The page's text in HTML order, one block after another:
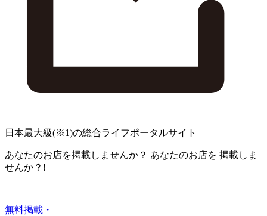
日本最大級(※1)の総合ライフポータルサイト
あなたのお店を掲載しませんか？ あなたのお店を 掲載しま
せんか？!
無料掲載・